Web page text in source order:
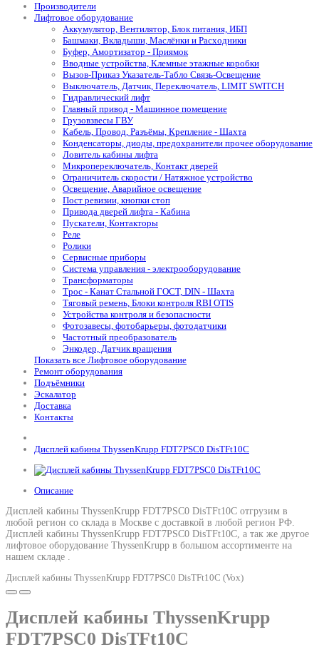
Производители
Лифтовое оборудование
Аккумулятор, Вентилятор, Блок питания, ИБП
Башмаки, Вкладыши, Маслёнки и Расходники
Буфер, Амортизатор - Приямок
Вводные устройства, Клемные этажные коробки
Вызов-Приказ Указатель-Табло Связь-Освещение
Выключатель, Датчик, Переключатель, LIMIT SWITCH
Гидравлический лифт
Главный привод - Машинное помещение
Грузовзвесы ГВУ
Кабель, Провод, Разъёмы, Крепление - Шахта
Конденсаторы, диоды, предохранители прочее оборудование
Ловитель кабины лифта
Микропереключатель, Контакт дверей
Ограничитель скорости / Натяжное устройство
Освещение, Аварийное освещение
Пост ревизии, кнопки стоп
Привода дверей лифта - Кабина
Пускатели, Контакторы
Реле
Ролики
Сервисные приборы
Система управления - электрооборудование
Трансформаторы
Трос - Канат Стальной ГОСТ, DIN - Шахта
Тяговый ремень, Блоки контроля RBI OTIS
Устройства контроля и безопасности
Фотозавесы, фотобарьеры, фотодатчики
Частотный преобразователь
Энкодер, Датчик вращения
Показать все Лифтовое оборудование
Ремонт оборудования
Подъёмники
Эскалатор
Доставка
Контакты
Дисплей кабины ThyssenKrupp FDT7PSC0 DisTFt10C
Описание
Дисплей кабины ThyssenKrupp FDT7PSC0 DisTFt10C отгрузим в
любой регион со склада в Москве с доставкой в любой регион РФ.
Дисплей кабины ThyssenKrupp FDT7PSC0 DisTFt10C, а так же другое
лифтовое оборудование ThyssenKrupp в большом ассортименте на
нашем складе .
Дисплей кабины ThyssenKrupp FDT7PSC0 DisTFt10C (Vox)
Дисплей кабины ThyssenKrupp
FDT7PSC0 DisTFt10C